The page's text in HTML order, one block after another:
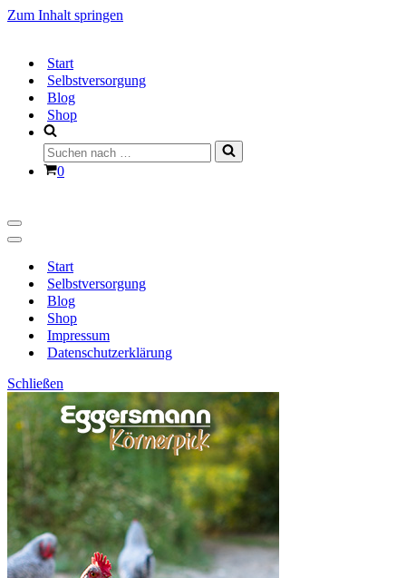
Zum Inhalt springen
Start
Selbstversorgung
Blog
Shop
Suchen
nach …
Warenkorb
0
Navigationsmenü
Navigationsmenü
Start
Selbstversorgung
Blog
Shop
Impressum
Datenschutzerklärung
Schließen